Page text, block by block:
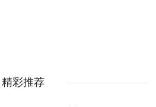
精彩推荐